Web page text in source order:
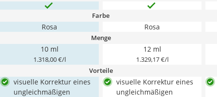
Farbe
Rosa Rosa
Menge
10 ml
1.318,00 €/l
12 ml
1.329,17 €/l
Vorteile
visuelle Korrektur eines
ungleichmäßigen
visuelle Korrektur eines
ungleichmäßigen